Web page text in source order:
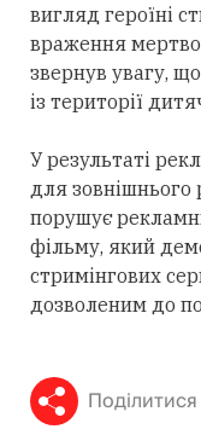
вигляд героїні
враження
звернув увагу,
із території
У результаті
для
порушує
фільму, який
стримінгових
дозволеним до
Поділитися